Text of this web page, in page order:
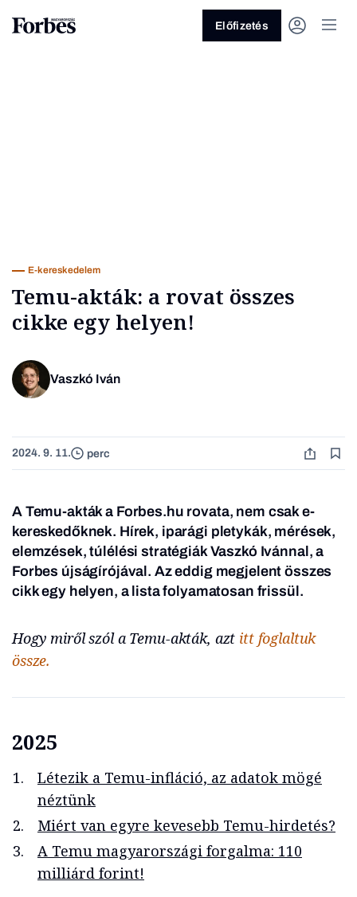
Üzlet
Előfizetés
E-kereskedelem
Temu-akták: a rovat összes
cikke egy helyen!
Vaszkó Iván
2024. 9. 11. perc
A Temu-akták a Forbes.hu rovata, nem csak e-
kereskedőknek. Hírek, iparági pletykák, mérések,
elemzések, túlélési stratégiák Vaszkó Ivánnal, a
Forbes újságírójával. Az eddig megjelent összes
cikk egy helyen, a lista folyamatosan frissül.
Hogy miről szól a Temu-akták, azt itt foglaltuk
össze.
2025
Létezik a Temu-infláció, az adatok mögé
néztünk
Miért van egyre kevesebb Temu-hirdetés?
A Temu magyarországi forgalma: 110
milliárd forint!